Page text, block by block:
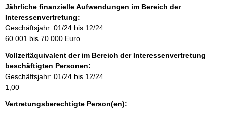
f
o
r
m
t
i
o
n
e
Jährliche finanzielle Aufwendungen im Bereich der
Interessenvertretung:
Geschäftsjahr: 01/24 bis 12/24
60.001 bis 70.000 Euro
Vollzeitäquivalent der im Bereich der Interessenvertretung
beschäftigten Personen:
Geschäftsjahr: 01/24 bis 12/24
1,00
Vertretungsberechtigte Person(en):